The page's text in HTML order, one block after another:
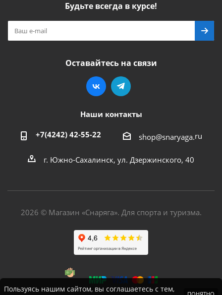
Будьте всегда в курсе!
Оставайтесь на связи
Наши контакты
+7(4242) 42-55-22 shop@snaryaga.ru
г. Южно-Сахалинск, ул. Дзержинского, 40
2026 © Магазин «Снаряга». Для спорта и туризма.
Пользуясь нашим сайтом, вы соглашаетесь с тем,
ПОНЯТНО